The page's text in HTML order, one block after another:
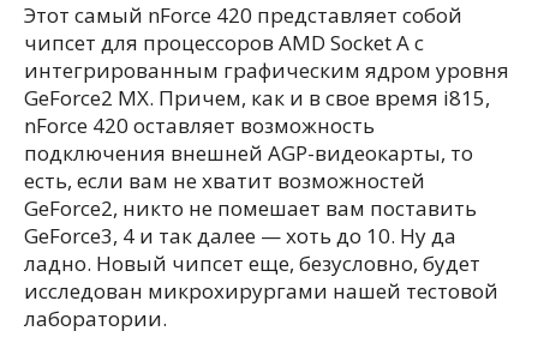
Этот самый nForce 420 представляет собой
чипсет для процессоров AMD Socket A c
интегрированным графическим ядром уровня
GeForce2 MX. Причем, как и в свое время i815,
nForce 420 оставляет возможность
подключения внешней AGP-видеокарты, то
есть, если вам не хватит возможностей
GeForce2, никто не помешает вам поставить
GeForce3, 4 и так далее — хоть до 10. Ну да
ладно. Новый чипсет еще, безусловно, будет
исследован микрохирургами нашей тестовой
лаборатории.